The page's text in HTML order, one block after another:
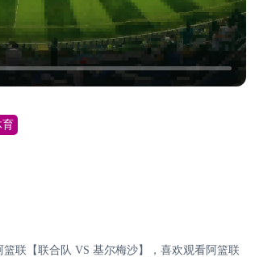
育
篮联【联合队 VS 基尔梅沙】，喜欢观看阿篮联